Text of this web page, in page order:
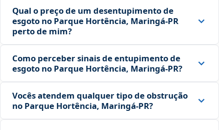
Qual o preço de um desentupimento de
esgoto no Parque Hortência, Maringá‑PR
perto de mim?
Como perceber sinais de entupimento de
esgoto no Parque Hortência, Maringá‑PR?
Vocês atendem qualquer tipo de obstrução
no Parque Hortência, Maringá‑PR?